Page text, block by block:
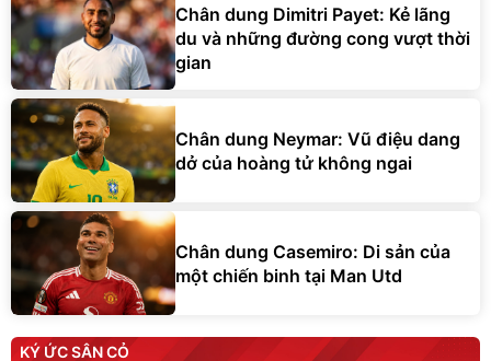
Chân dung Dimitri Payet: Kẻ lãng
du và những đường cong vượt thời
gian
Chân dung Neymar: Vũ điệu dang
dở của hoàng tử không ngai
Chân dung Casemiro: Di sản của
một chiến binh tại Man Utd
KÝ ỨC SÂN CỎ